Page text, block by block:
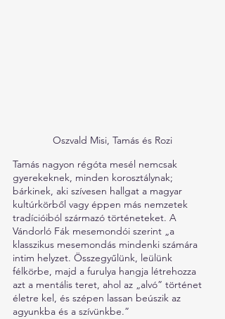
Oszvald Misi, Tamás és Rozi
Tamás nagyon régóta mesél nemcsak
gyerekeknek, minden korosztálynak;
bárkinek, aki szívesen hallgat a magyar
kultúrkörből vagy éppen más nemzetek
tradícióiból származó történeteket. A
Vándorló Fák mesemondói szerint „a
klasszikus mesemondás mindenki számára
intim helyzet. Összegyűlünk, leülünk
félkörbe, majd a furulya hangja létrehozza
azt a mentális teret, ahol az „alvó” történet
életre kel, és szépen lassan beúszik az
agyunkba és a szívünkbe.”